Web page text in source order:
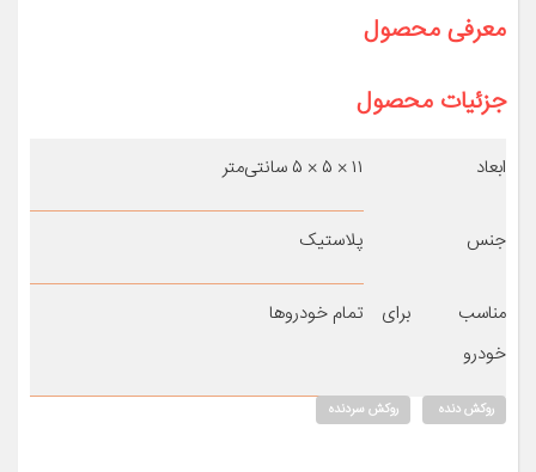
معرفی محصول
جزئیات محصول
ابعاد ۱۱ × ۵ × ۵ سانتی‌متر
جنس پلاستیک
مناسب برای
خودرو
تمام خودروها
روکش دنده روکش سردنده